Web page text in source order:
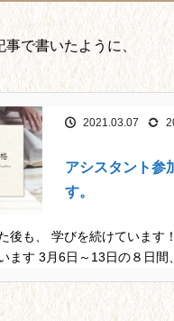
で書いたように、
2021.03.07
アシスタント参
す。
後も、 学びを続けています
ます 3月6日～13日の８日間